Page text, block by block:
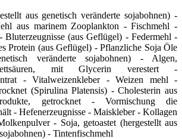
aus genetisch veränderte sojabohnen) -
aus marinem Zooplankton - Fischmehl -
Bluterzeugnisse (aus Geflügel) - Federmehl -
Protein (aus Geflügel) - Pflanzliche Soja Öle
veränderte sojabohnen) - Algen,
mit Glycerin verestert -
- Vitalweizenkleber - Weizen mehl -
(Spirulina Platensis) - Cholesterin aus
getrocknet - Vormischung die
- Hefenerzeugnisse - Maiskleber - Kollagen
- Soja, getoastet (hergestellt aus
- Tintenfischmehl